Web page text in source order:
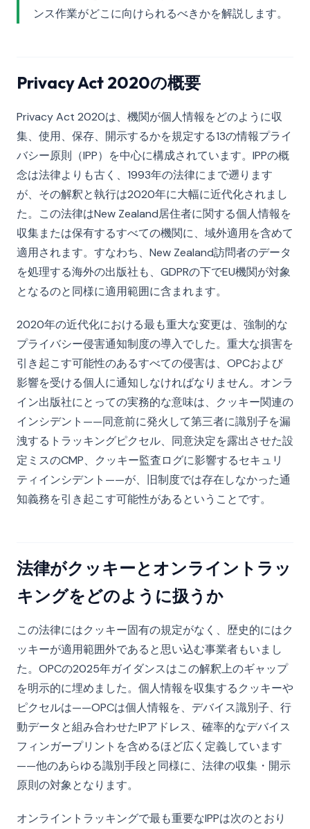
ンス作業がどこに向けられるべきかを解説します。
Privacy Act 2020の概要
Privacy Act 2020は、機関が個人情報をどのように収
集、使用、保存、開示するかを規定する13の情報プライ
バシー原則（IPP）を中心に構成されています。IPPの概
念は法律よりも古く、1993年の法律にまで遡ります
が、その解釈と執行は2020年に大幅に近代化されまし
た。この法律はNew Zealand居住者に関する個人情報を
収集または保有するすべての機関に、域外適用を含めて
適用されます。すなわち、New Zealand訪問者のデータ
を処理する海外の出版社も、GDPRの下でEU機関が対象
となるのと同様に適用範囲に含まれます。
2020年の近代化における最も重大な変更は、強制的な
プライバシー侵害通知制度の導入でした。重大な損害を
引き起こす可能性のあるすべての侵害は、OPCおよび
影響を受ける個人に通知しなければなりません。オンラ
イン出版社にとっての実務的な意味は、クッキー関連の
インシデント——同意前に発火して第三者に識別子を漏
洩するトラッキングピクセル、同意決定を露出させた設
定ミスのCMP、クッキー監査ログに影響するセキュリ
ティインシデント——が、旧制度では存在しなかった通
知義務を引き起こす可能性があるということです。
法律がクッキーとオンライントラッ
キングをどのように扱うか
この法律にはクッキー固有の規定がなく、歴史的にはク
ッキーが適用範囲外であると思い込む事業者もいまし
た。OPCの2025年ガイダンスはこの解釈上のギャップ
を明示的に埋めました。個人情報を収集するクッキーや
ピクセルは——OPCは個人情報を、デバイス識別子、行
動データと組み合わせたIPアドレス、確率的なデバイス
フィンガープリントを含めるほど広く定義しています
——他のあらゆる識別手段と同様に、法律の収集・開示
原則の対象となります。
オンライントラッキングで最も重要なIPPは次のとおり